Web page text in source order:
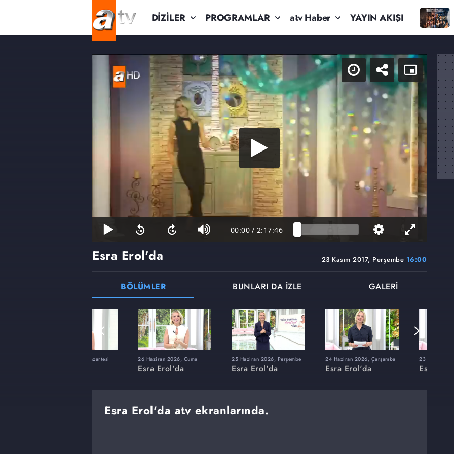
DİZİLER PROGRAMLAR atv Haber YAYIN AKIŞI
00:00 / 2:17:46
23 Kasım 2017, Perşembe 16:00
Esra Erol'da
BÖLÜMLER BUNLARI DA İZLE GALERİ
8 Haziran 2026, Pazartesi 26 Haziran 2026, Cuma
Esra Erol'da
25 Haziran 2026, Perşembe
Esra Erol'da
24 Haziran 2026, Çarşamba
Esra Erol'da
23 Haziran
Esra
Esra Erol'da atv ekranlarında.